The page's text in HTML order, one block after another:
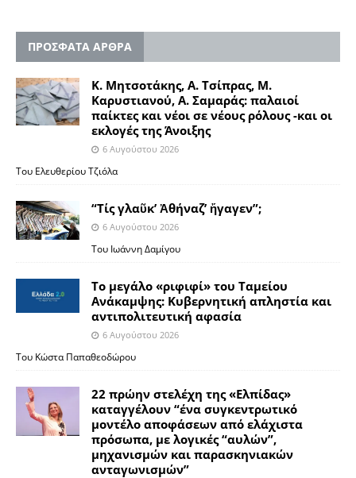
ΠΡΟΣΦΑΤΑ ΑΡΘΡΑ
Κ. Μητσοτάκης, Α. Τσίπρας, Μ.
Καρυστιανού, Α. Σαμαράς: παλαιοί
παίκτες και νέοι σε νέους ρόλους -και οι
εκλογές της Άνοιξης
6 Αυγούστου 2026
Του Ελευθερίου Τζιόλα
“Τίς γλαῦκ’ Ἀθήναζ’ ἤγαγεν”;
6 Αυγούστου 2026
Του Ιωάννη Δαμίγου
Το μεγάλο «ριφιφί» του Ταμείου
Ανάκαμψης: Κυβερνητική απληστία και
αντιπολιτευτική αφασία
6 Αυγούστου 2026
Του Κώστα Παπαθεοδώρου
22 πρώην στελέχη της «Ελπίδας»
καταγγέλουν “ένα συγκεντρωτικό
μοντέλο αποφάσεων από ελάχιστα
πρόσωπα, με λογικές “αυλών”,
μηχανισμών και παρασκηνιακών
ανταγωνισμών”